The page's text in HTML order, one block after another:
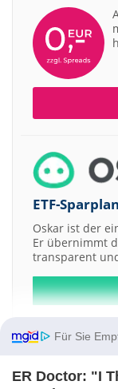
ETF-Sparplan
Oskar ist der
Er übernimmt
transparent
Aktien ATX DAX
Für Sie
ER Doctor: "I